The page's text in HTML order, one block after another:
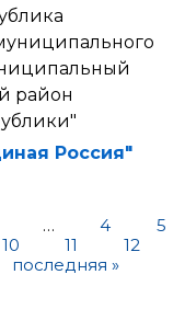
район
Россия"
… 4
5
10 11
12
последняя »